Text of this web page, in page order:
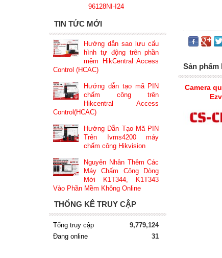
Sản phẩm
Camera
96128NI-I24
TIN TỨC MỚI
Hướng dẫn sao lưu cấu
hình tự động trên phần
mềm HikCentral Access
Control (HCAC)
Hướng dẫn tạo mã PIN
chấm công trên
Hikcentral Access
Control(HCAC)
Hướng Dẫn Tạo Mã PIN
Trên Ivms4200 máy
chấm công Hikvision
Nguyên Nhân Thêm Các
Máy Chấm Công Dòng
Mới K1T344, K1T343
Vào Phần Mềm Không Online
THỐNG KÊ TRUY CẬP
Tổng truy cập
9,779,124
Đang online
31